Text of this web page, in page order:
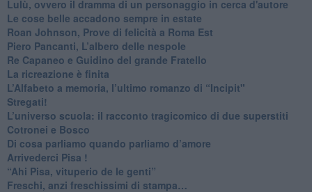
Lulù, ovvero il dramma di un personaggio in cerca d'autore
Le cose belle accadono sempre in estate
Roan Johnson, Prove di felicità a Roma Est
Piero Pancanti, L’albero delle nespole
Re Capaneo e Guidino del grande Fratello
La ricreazione è finita
​L’Alfabeto a memoria, l’ultimo romanzo di “Incipit"
​Stregati!
L’universo scuola: il racconto tragicomico di due superstiti
Cotronei e Bosco
Di cosa parliamo quando parliamo d’amore
Arrivederci Pisa !
​“Ahi Pisa, vituperio de le genti”
Freschi, anzi freschissimi di stampa…